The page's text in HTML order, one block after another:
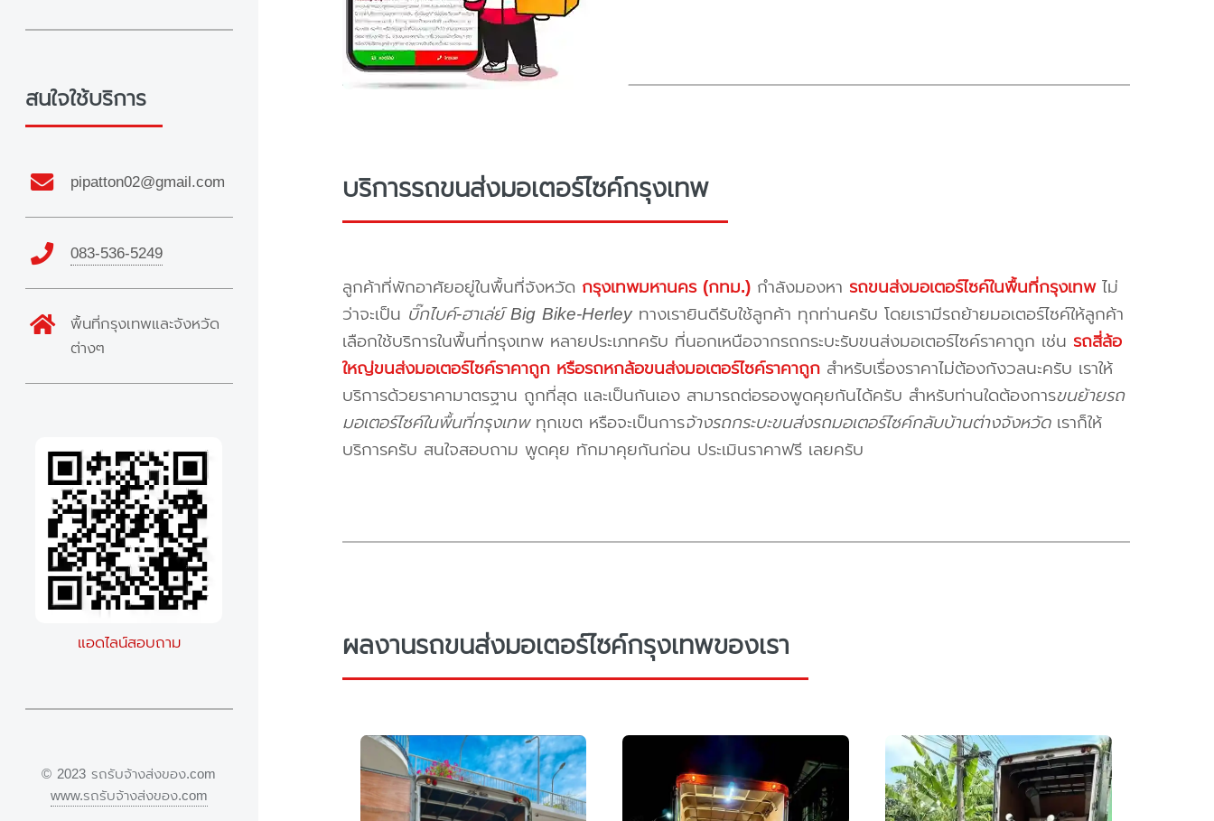
บริการรถขนส่งมอเตอร์ไซค์กรุงเทพ
ลูกค้าที่พักอาศัยอยู่ในพื้นที่จังหวัด กรุงเทพมหานคร (กทม.)กำลังมองหา รถขนส่งมอเตอร์ไซค์ในพื้นที่กรุงเทพไม่
ว่าจะเป็น บิ๊กไบค์-ฮาเล่ย์ Big Bike-Herleyทางเรายินดีรับใช้ลูกค้า ทุกท่านครับ โดยเรามีรถย้ายมอเตอร์ไซค์ให้ลูกค้า
เลือกใช้บริการในพื้นที่กรุงเทพ หลายประเภทครับ ที่นอกเหนือจากรถกระบะรับขนส่งมอเตอร์ไซค์ราคาถูก เช่น รถสี่ล้อ
ใหญ่ขนส่งมอเตอร์ไซค์ราคาถูก หรือรถหกล้อขนส่งมอเตอร์ไซค์ราคาถูกสำหรับเรื่องราคาไม่ต้องกังวลนะครับ เราให้
บริการด้วยราคามาตรฐาน ถูกที่สุด และเป็นกันเอง สามารถต่อรองพูดคุยกันได้ครับ สำหรับท่านใดต้องการขนย้ายรถ
มอเตอร์ไซค์ในพื้นที่กรุงเทพทุกเขต หรือจะเป็นการจ้างรถกระบะขนส่งรถมอเตอร์ไซค์กลับบ้านต่างจังหวัดเราก็ให้
บริการครับ สนใจสอบถาม พูดคุย ทักมาคุยกันก่อน ประเมินราคาฟรี เลยครับ
ผลงานรถขนส่งมอเตอร์ไซค์กรุงเทพของเรา
สนใจใช้บริการ
pipatton02@gmail.com
083-536-5249
พื้นที่กรุงเทพและจังหวัด
ต่างๆ
แอดไลน์สอบถาม
© 2023 รถรับจ้างส่งของ.com
www.รถรับจ้างส่งของ.com